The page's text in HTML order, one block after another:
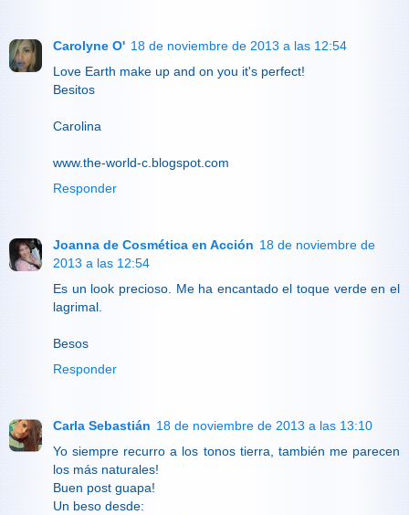
Carolyne O' 18 de noviembre de 2013 a las 12:54
Love Earth make up and on you it's perfect!
Besitos
Carolina
www.the-world-c.blogspot.com
Responder
Joanna de Cosmética en Acción 18 de noviembre de
2013 a las 12:54
Es un look precioso. Me ha encantado el toque verde en el
lagrimal.
Besos
Responder
Carla Sebastián 18 de noviembre de 2013 a las 13:10
Yo siempre recurro a los tonos tierra, también me parecen
los más naturales!
Buen post guapa!
Un beso desde: